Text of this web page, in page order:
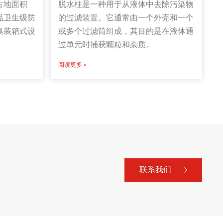
地面积
卫生级防
装箱式设
脱水柱是一种用于从液体中去除污染物
的过滤装置。它通常由一个外壳和一个
或多个过滤筒组成，其目的是在液体通
过单元时捕获颗粒和杂质。
阅读更多 »
联系我们